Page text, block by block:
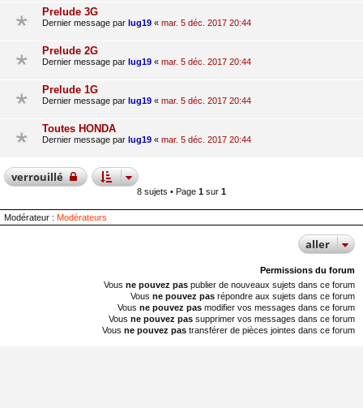
Prelude 3G
Dernier message par lug19 « mar. 5 déc. 2017 20:44
Prelude 2G
Dernier message par lug19 « mar. 5 déc. 2017 20:44
Prelude 1G
Dernier message par lug19 « mar. 5 déc. 2017 20:44
Toutes HONDA
Dernier message par lug19 « mar. 5 déc. 2017 20:44
verrouillé
8 sujets • Page 1 sur 1
Modérateur : Modérateurs
aller
Permissions du forum
Vous ne pouvez pas publier de nouveaux sujets dans ce forum
Vous ne pouvez pas répondre aux sujets dans ce forum
Vous ne pouvez pas modifier vos messages dans ce forum
Vous ne pouvez pas supprimer vos messages dans ce forum
Vous ne pouvez pas transférer de pièces jointes dans ce forum